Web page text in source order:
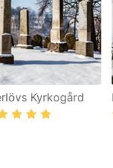
Kyrkogård